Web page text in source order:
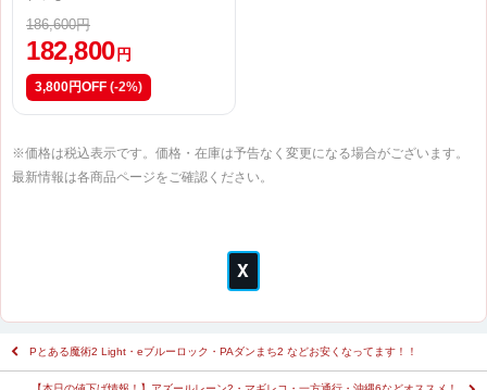
186,600円
182,800円
3,800円OFF (-2%)
※価格は税込表示です。価格・在庫は予告なく変更になる場合がございます。
最新情報は各商品ページをご確認ください。
Pとある魔術2 Light・eブルーロック・PAダンまち2 などお安くなってます！！